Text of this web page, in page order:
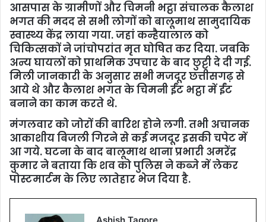
आसपास के ग्रामीणों और चिमनी भट्ठा संचालक कैलाश
भगत की मदद से सभी लोगों को बालूमाथ सामुदायिक
स्वास्थ्य केंद्र लाया गया. जहां कन्हैयालाल को
चिकित्सकों ने जांचोपरांत मृत घोषित कर दिया. जबकि
अन्य घायलों को प्राथमिक उपचार के बाद छुट्टी दे दी गई.
मिली जानकारी के अनुसार सभी मजदूर छत्तीसगढ़ से
आये थे और कैलाश भगत के चिमनी ईंट भट्ठा में ईंट
बनाने का काम करते थे.
मंगलवार को जोरों की बारिश होने लगी. तभी अचानक
आकाशीय बिजली गिरने से कई मजदूर इसकी चपेट में
आ गये. घटना के बाद बालूमाथ थाना प्रभारी अमरेंद्र
कुमार ने बताया कि शव को पुलिस ने कब्जे में लेकर
पोस्टमार्टम के लिए लातेहार भेज दिया है.